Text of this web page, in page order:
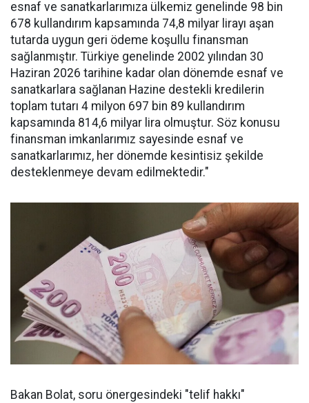
esnaf ve sanatkarlarımıza ülkemiz genelinde 98 bin
678 kullandırım kapsamında 74,8 milyar lirayı aşan
tutarda uygun geri ödeme koşullu finansman
sağlanmıştır. Türkiye genelinde 2002 yılından 30
Haziran 2026 tarihine kadar olan dönemde esnaf ve
sanatkarlara sağlanan Hazine destekli kredilerin
toplam tutarı 4 milyon 697 bin 89 kullandırım
kapsamında 814,6 milyar lira olmuştur. Söz konusu
finansman imkanlarımız sayesinde esnaf ve
sanatkarlarımız, her dönemde kesintisiz şekilde
desteklenmeye devam edilmektedir."
Bakan Bolat, soru önergesindeki "telif hakkı"